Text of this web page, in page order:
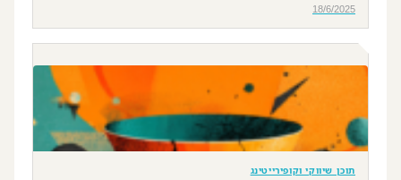
18/6/2025
תוכן שיווקי וקופירייטינג